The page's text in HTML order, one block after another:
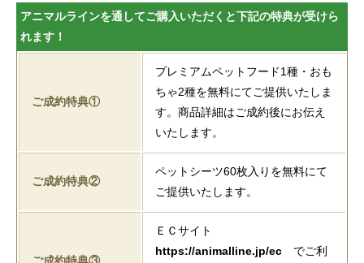
アニマルラインを通してご購入いただくと下記の特典が受けら
れます！
ご成約特典①
プレミアムペットフード1種・おも
ちゃ2種を無料にてご提供いたしま
す。商品詳細はご成約後にお伝え
いたします。
ご成約特典②
ペットシーツ60枚入りを無料にて
ご提供いたします。
ＥＣサイト
https://animalline.jp/ec でご利